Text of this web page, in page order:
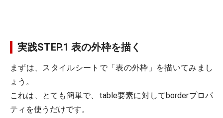
実践STEP.1 表の外枠を描く
まずは、スタイルシートで「表の外枠」を描いてみまし
ょう。
これは、とても簡単で、table要素に対してborderプロパ
ティを使うだけです。